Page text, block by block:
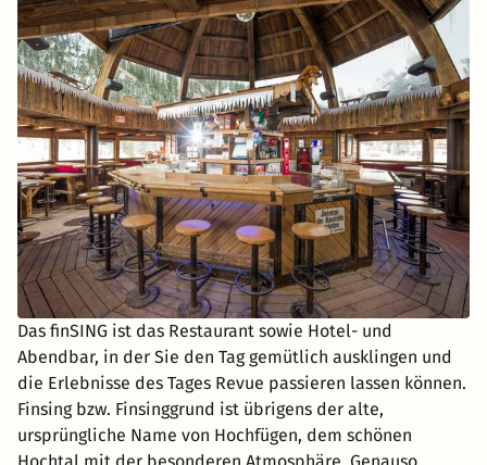
Das finSING ist das Restaurant sowie Hotel- und
Abendbar, in der Sie den Tag gemütlich ausklingen und
die Erlebnisse des Tages Revue passieren lassen können.
Finsing bzw. Finsinggrund ist übrigens der alte,
ursprüngliche Name von Hochfügen, dem schönen
Hochtal mit der besonderen Atmosphäre. Genauso